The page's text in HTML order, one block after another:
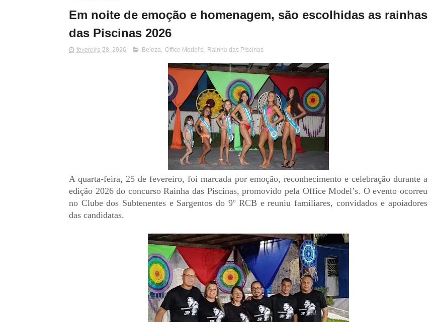
Em noite de emoção e homenagem, são escolhidas as rainhas
das Piscinas 2026
fevereiro 28, 2026 Beleza, Office Model's, Rainha das Piscinas
A quarta-feira, 25 de fevereiro, foi marcada por emoção, reconhecimento e celebração durante a
edição 2026 do concurso Rainha das Piscinas, promovido pela Office Model’s. O evento ocorreu
no Clube dos Subtenentes e Sargentos do 9º RCB e reuniu familiares, convidados e apoiadores
das candidatas.